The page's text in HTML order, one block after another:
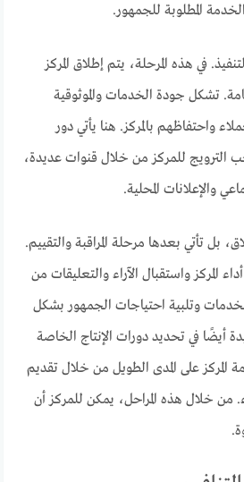
المطلوبة للجمهور.
في هذه المرحلة، يتم إطلاق المركز
تشكل جودة الخدمات والموثوقية
واحتفاظهم بالمركز. هنا يأتي دور
الترويج للمركز من خلال قنوات عديدة،
والإعلانات المحلية.
بل تأتي بعدها مرحلة المراقبة والتقييم.
المركز واستقبال الآراء والتعليقات من
وتلبية احتياجات الجمهور بشكل
أيضًا في تحديد دورات الإنتاج الخاصة
على المدى الطويل من خلال تقديم
من خلال هذه المراحل، يمكن للمركز أن